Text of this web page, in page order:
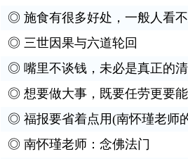
◎ 施食有很多好处，一般人看不
◎ 三世因果与六道轮回
◎ 嘴里不谈钱，未必是真正的
◎ 想要做大事，既要任劳更要
◎ 福报要省着点用(南怀瑾老师
◎ 南怀瑾老师：念佛法门